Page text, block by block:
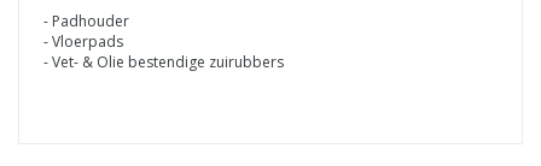
- Padhouder
- Vloerpads
- Vet- & Olie bestendige zuirubbers